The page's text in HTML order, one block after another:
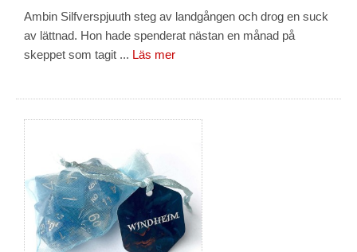
Ambin Silfverspjuuth steg av landgången och drog en suck
av lättnad. Hon hade spenderat nästan en månad på
skeppet som tagit ... Läs mer